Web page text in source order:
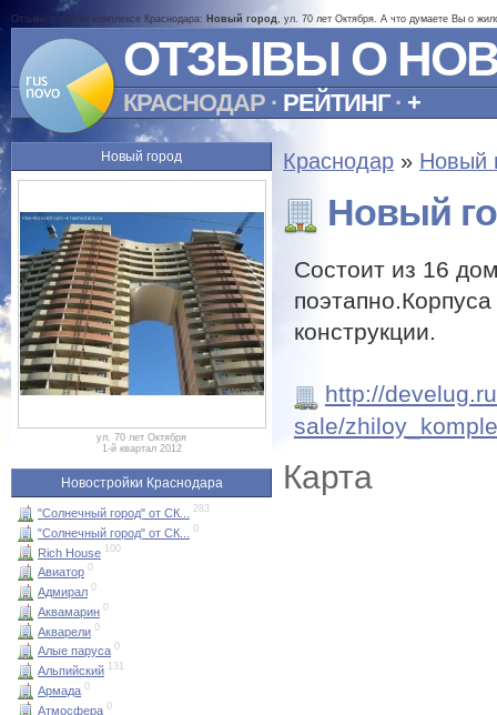
Отзывы о жилом комплексе Краснодара: Новый город, ул. 70 лет Октября. А что думаете Вы о
ОТЗЫВЫ О
КРАСНОДАР · РЕЙТИНГ· +
Новый город
ул. 70 лет Октября
1-й квартал 2012
Новостройки Краснодара
"Солнечный город" от СК... 283
"Солнечный город" от СК... 0
Rich House 100
Авиатор 0
Адмирал 0
Аквамарин 0
Акварели 0
Алые паруса 0
Альпийский 131
Армада 0
Атмосфера 0
Краснодар » Новый
Новый
Состоит из 16
конструкции.
http://
sale/
Карта